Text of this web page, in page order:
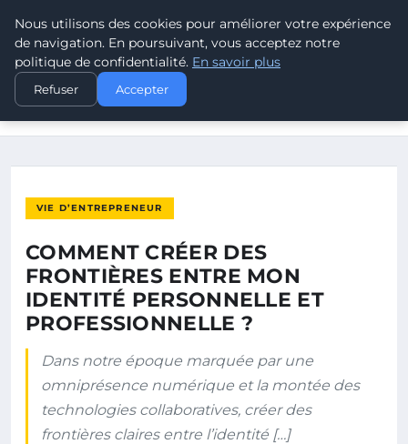
LEAD REVOLUTION
ACCUEIL
VIE D’ENTREPRENEUR
COMMENT CRÉER DES FRONTIÈRES ENTRE MON IDENTITÉ
VIE D’ENTREPRENEUR
COMMENT CRÉER DES
FRONTIÈRES ENTRE MON
IDENTITÉ PERSONNELLE ET
PROFESSIONNELLE ?
Dans notre époque marquée par une
omniprésence numérique et la montée des
technologies collaboratives, créer des
frontières claires entre l’identité […]
Nous utilisons des cookies pour améliorer votre expérience
de navigation. En poursuivant, vous acceptez notre
politique de confidentialité. En savoir plus
Refuser Accepter